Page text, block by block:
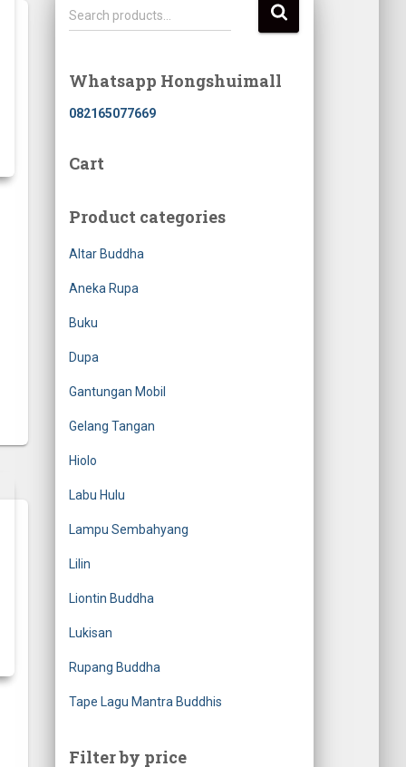
S
e
c
h
r
Search products…
Whatsapp Hongshuimall
082165077669
Cart
Product categories
Altar Buddha
Aneka Rupa
Buku
Dupa
Gantungan Mobil
Gelang Tangan
Hiolo
Labu Hulu
Lampu Sembahyang
Lilin
Liontin Buddha
Lukisan
Rupang Buddha
Tape Lagu Mantra Buddhis
Filter by price